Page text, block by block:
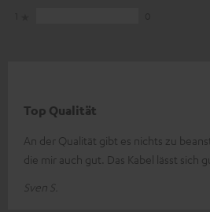
Top Qualität
An der Qualität gibt es nichts zu
die mir auch gut. Das Kabel lässt sich
Sven S.